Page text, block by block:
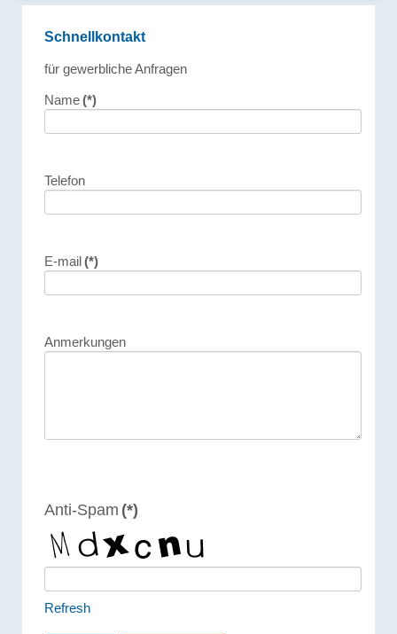
Schnellkontakt
für gewerbliche Anfragen
Name(*)
Telefon
E-mail(*)
Anmerkungen
Anti-Spam (*)
Refresh